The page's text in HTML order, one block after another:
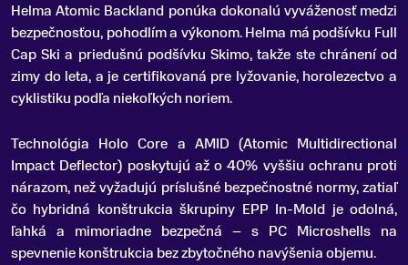
Helma Atomic Backland ponúka dokonalú vyváženosť medzi
bezpečnosťou, pohodlím a výkonom.Helma má podšívku Full
Cap Ski a priedušnú podšívku Skimo, takže ste chránení od
zimy do leta, a je certifikovaná pre lyžovanie, horolezectvo a
cyklistiku podľa niekoľkých noriem.
Technológia Holo Core a AMID (Atomic Multidirectional
Impact Deflector) poskytujú až o 40% vyššiu ochranu proti
nárazom, než vyžadujú príslušné bezpečnostné normy, zatiaľ
čo hybridná konštrukcia škrupiny EPP In-Mold je odolná,
ľahká a mimoriadne bezpečná – s PC Microshells na
spevnenie konštrukcia bez zbytočného navýšenia objemu.